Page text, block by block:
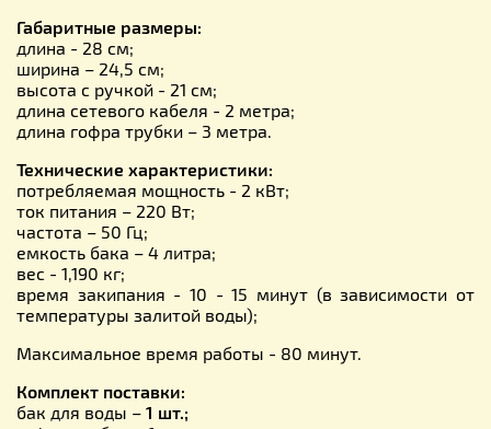
Габаритные размеры:
длина - 28 см;
ширина – 24,5 см;
высота с ручкой - 21 см;
длина сетевого кабеля - 2 метра;
длина гофра трубки – 3 метра.
Технические характеристики:
потребляемая мощность - 2 кВт;
ток питания – 220 Вт;
частота – 50 Гц;
емкость бака – 4 литра;
вес - 1,190 кг;
время закипания - 10 - 15 минут (в зависимости от
температуры залитой воды);
Максимальное время работы - 80 минут.
Комплект поставки:
бак для воды – 1 шт.;